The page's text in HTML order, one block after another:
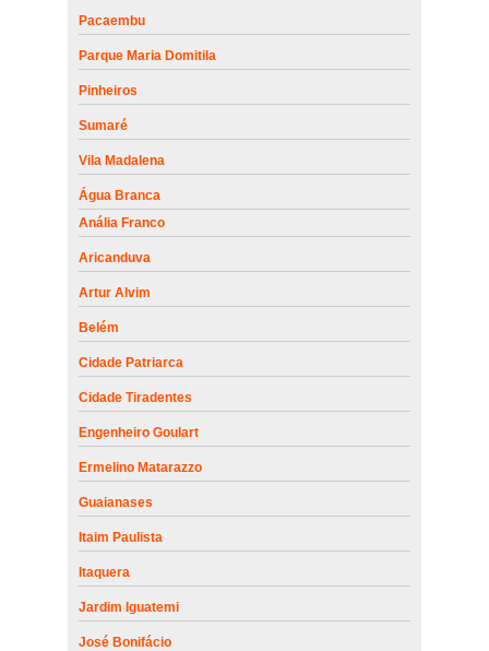
Pacaembu
Parque Maria Domitila
Pinheiros
Sumaré
Vila Madalena
Água Branca
Anália Franco
Aricanduva
Artur Alvim
Belém
Cidade Patriarca
Cidade Tiradentes
Engenheiro Goulart
Ermelino Matarazzo
Guaianases
Itaim Paulista
Itaquera
Jardim Iguatemi
José Bonifácio